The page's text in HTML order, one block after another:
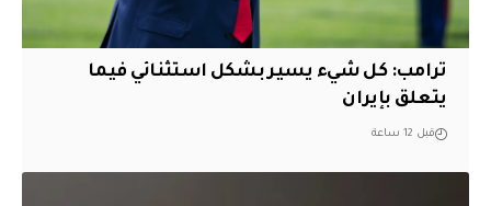
ترامب: كل شيء يسير بشكل استثنائي فيما
يتعلق بإيران
قبل 12 ساعة